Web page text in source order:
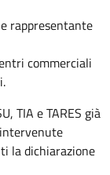
rappresentante
commerciali
TIA e TARES già
la dichiarazione